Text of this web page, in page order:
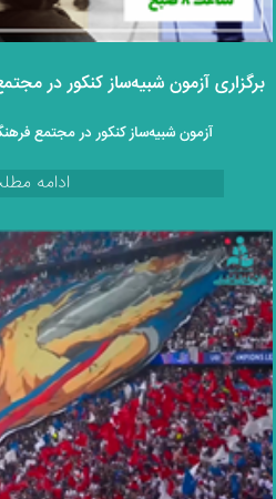
برگزاری آزمون شبیه‌ساز کنکور در مجتمع
آزمون شبیه‌ساز کنکور در مجتمع
ادامه